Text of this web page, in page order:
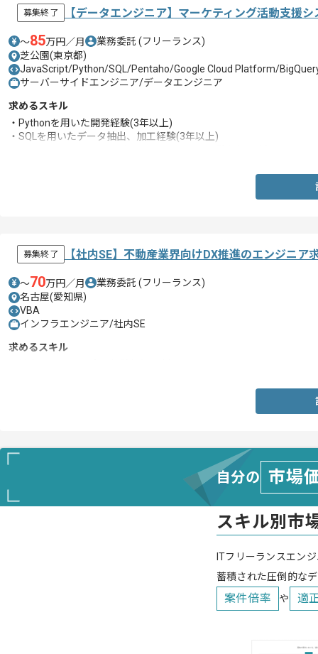
募集終了 【データエンジニア】マーケティング活動支援
〜85万円／月 業務委託 (フリーランス)
芝公園(東京都)
JavaScript/Python/SQL/Pentaho/Google Cloud Platform/
サーバーサイドエンジニア/データエンジニア
求めるスキル
・Pythonを用いた開発経験(3年以上)
・SQLを用いたデータ抽出、加工経験(3年以上)
募集終了 【社内SE】不動産業界向けDX推進のエンジニア
〜70万円／月 業務委託 (フリーランス)
名古屋(愛知県)
VBA
インフラエンジニア/社内SE
求めるスキル
自分の 市場
スキル別市
ITフリーランスエン
蓄積された圧倒的な
案件倍率 や 適